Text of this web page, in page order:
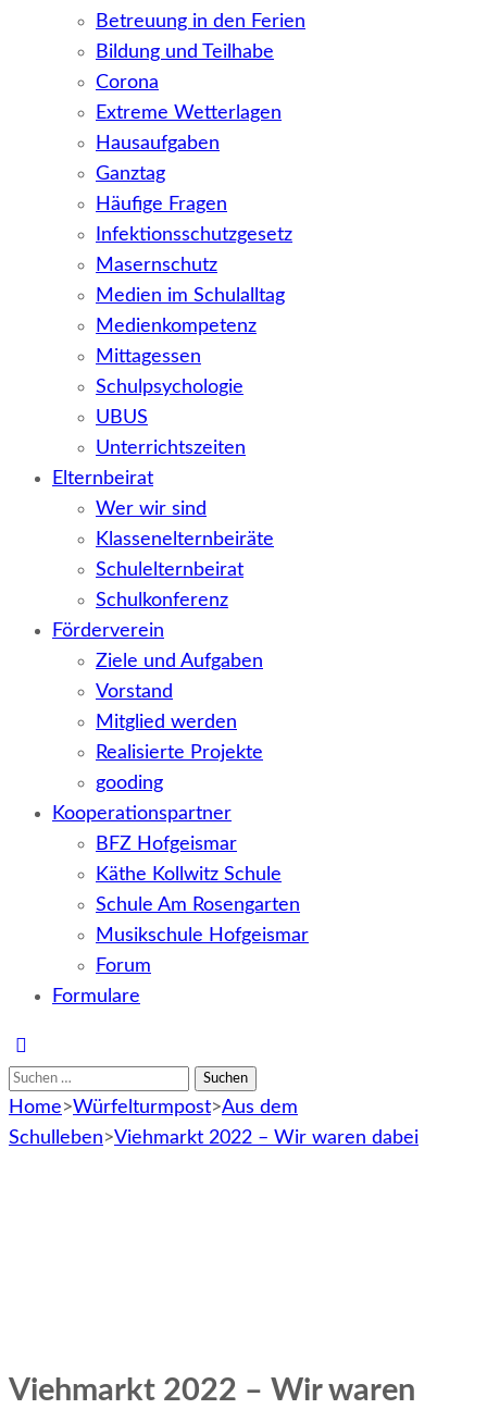
Betreuung in den Ferien
Bildung und Teilhabe
Corona
Extreme Wetterlagen
Hausaufgaben
Ganztag
Häufige Fragen
Infektionsschutzgesetz
Masernschutz
Medien im Schulalltag
Medienkompetenz
Mittagessen
Schulpsychologie
UBUS
Unterrichtszeiten
Elternbeirat
Wer wir sind
Klassenelternbeiräte
Schulelternbeirat
Schulkonferenz
Förderverein
Ziele und Aufgaben
Vorstand
Mitglied werden
Realisierte Projekte
gooding
Kooperationspartner
BFZ Hofgeismar
Käthe Kollwitz Schule
Schule Am Rosengarten
Musikschule Hofgeismar
Forum
Formulare
Suchen
nach:
Home>Würfelturmpost>Aus dem
Schulleben>Viehmarkt 2022 – Wir waren dabei
Viehmarkt 2022 – Wir waren